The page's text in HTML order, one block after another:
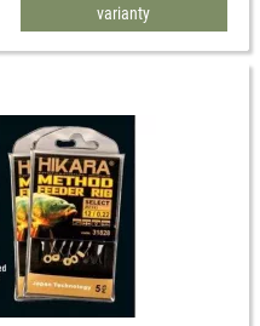
varianty